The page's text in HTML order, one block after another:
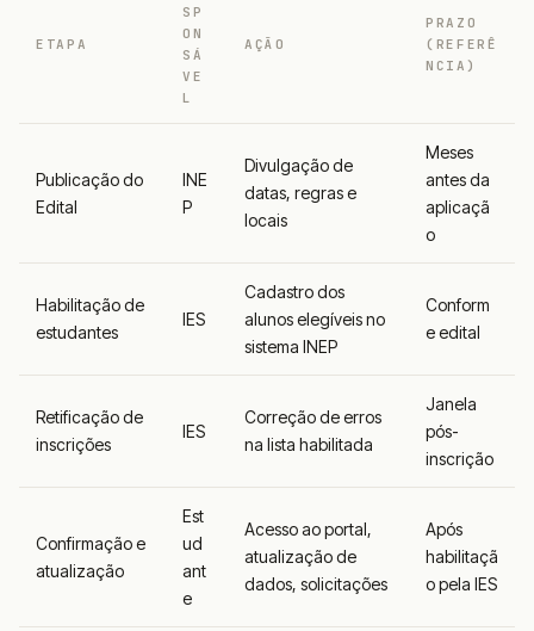
ETAPA
SP
ON
SÁ
VE
L
AÇÃO
PRAZO
(REFERÊ
NCIA)
Publicação do
Edital
INE
P
Divulgação de
datas, regras e
locais
Meses
antes da
aplicaçã
o
Habilitação de
estudantes
IES
Cadastro dos
alunos elegíveis no
sistema INEP
Conform
e edital
Retificação de
inscrições
IES
Correção de erros
na lista habilitada
Janela
pós-
inscrição
Confirmação e
atualização
Est
ud
ant
e
Acesso ao portal,
atualização de
dados, solicitações
Após
habilitaçã
o pela IES